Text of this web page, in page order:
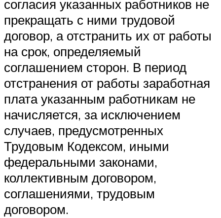
согласия указанных работников не
прекращать с ними трудовой
договор, а отстранить их от работы
на срок, определяемый
соглашением сторон. В период
отстранения от работы заработная
плата указанным работникам не
начисляется, за исключением
случаев, предусмотренных
Трудовым Кодексом, иными
федеральными законами,
коллективным договором,
соглашениями, трудовым
договором.